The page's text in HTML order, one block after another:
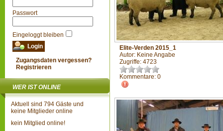
Passwort
Eingeloggt bleiben
Zugangsdaten vergessen?
Registrieren
WER IST ONLINE
Aktuell sind 794 Gäste und
keine Mitglieder online
kein Mitglied online!
Elite-Verden 2015_1
Autor: Keine Angabe
Zugriffe: 4723
Kommentare: 0